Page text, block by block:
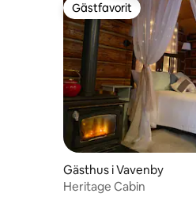
Gästfavorit
Gästfavorit
Gästhus i Vavenby
Heritage Cabin